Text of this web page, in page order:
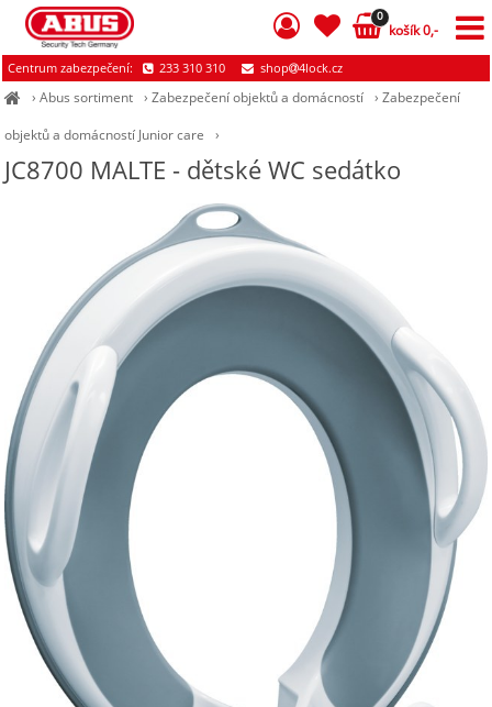
›Abus sortiment ›Zabezpečení objektů a domácností ›Zabezpečení
objektů a domácností Junior care
›
JC8700 MALTE - dětské WC sedátko
0
košík 0,-
Centrum zabezpečení: 233 310 310 shop 4lock.cz